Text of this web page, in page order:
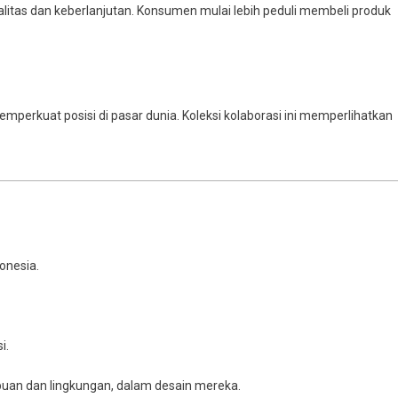
dan keberlanjutan. Konsumen mulai lebih peduli membeli produk
posisi di pasar dunia. Koleksi kolaborasi ini memperlihatkan
dan lingkungan, dalam desain mereka.